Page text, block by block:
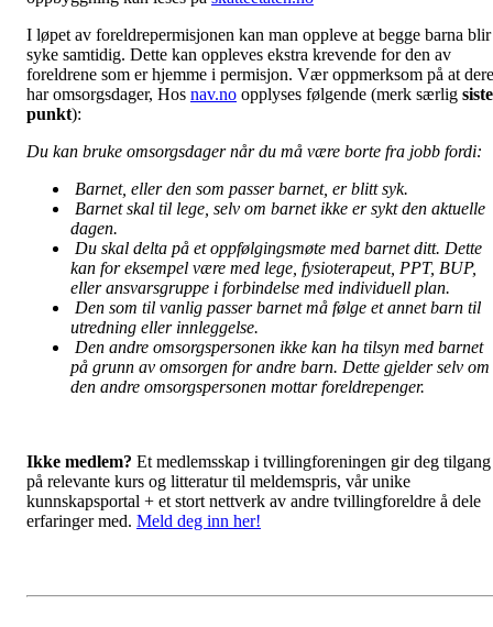
I løpet av foreldrepermisjonen kan man oppleve at begge barna blir
syke samtidig. Dette kan oppleves ekstra krevende for den av
foreldrene som er hjemme i permisjon. Vær oppmerksom på at dere
har omsorgsdager, Hos nav.no opplyses følgende (merk særlig siste
punkt):
Du kan bruke omsorgsdager når du må være borte fra jobb fordi:
Barnet, eller den som passer barnet, er blitt syk.
Barnet skal til lege, selv om barnet ikke er sykt den aktuelle
dagen.
Du skal delta på et oppfølgingsmøte med barnet ditt. Dette
kan for eksempel være med lege, fysioterapeut, PPT, BUP,
eller ansvarsgruppe i forbindelse med individuell plan.
Den som til vanlig passer barnet må følge et annet barn til
utredning eller innleggelse.
Den andre omsorgspersonen ikke kan ha tilsyn med barnet
på grunn av omsorgen for andre barn. Dette gjelder selv om
den andre omsorgspersonen mottar foreldrepenger.
Ikke medlem? Et medlemsskap i tvillingforeningen gir deg tilgang
på relevante kurs og litteratur til meldemspris, vår unike
kunnskapsportal + et stort nettverk av andre tvillingforeldre å dele
erfaringer med. Meld deg inn her!